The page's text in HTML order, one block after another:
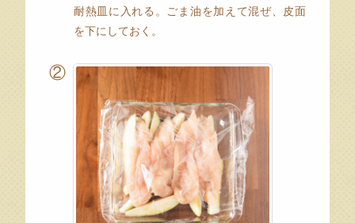
耐熱皿に入れる。ごま油を加えて混ぜ、皮面
を下にしておく。
②